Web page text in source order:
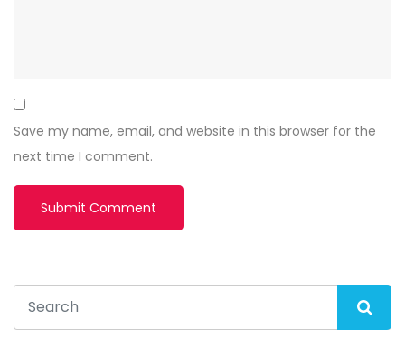
Save my name, email, and website in this browser for the
next time I comment.